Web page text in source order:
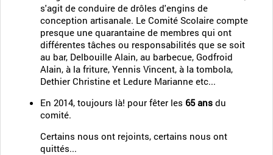
s'agit de conduire de drôles d'engins de
conception artisanale. Le Comité Scolaire compte
presque une quarantaine de membres qui ont
différentes tâches ou responsabilités que se soit
au bar, Delbouille Alain, au barbecue, Godfroid
Alain, à la friture, Yennis Vincent, à la tombola,
Dethier Christine et Ledure Marianne etc...
En 2014, toujours là! pour fêter les 65 ans du
comité.
Certains nous ont rejoints, certains nous ont
quittés...